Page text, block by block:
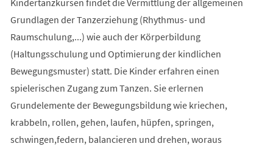
Grundlagen der Tanzerziehung (Rhythmus- und
Raumschulung,...) wie auch der Körperbildung
(Haltungsschulung und Optimierung der kindlichen
Bewegungsmuster) statt. Die Kinder erfahren einen
spielerischen Zugang zum Tanzen. Sie erlernen
Grundelemente der Bewegungsbildung wie kriechen,
krabbeln, rollen, gehen, laufen, hüpfen, springen,
schwingen,federn, balancieren und drehen, woraus